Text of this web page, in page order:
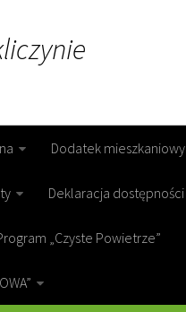
Dodatek
Deklaracja dostępności
„Czyste Powietrze”